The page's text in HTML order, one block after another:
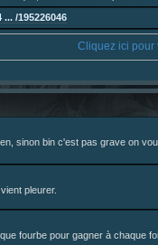
/195226046
status/20 ...
de figurine !
Cliquez ici pour
sinon bin c'est pas grave on
pleurer.
fourbe pour gagner à chaque